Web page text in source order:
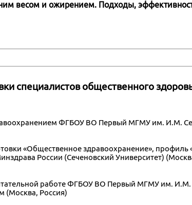
весом и ожирением. Подходы,
специалистов общественного
ФГБОУ ВО Первый МГМУ им. И.М.
«Общественное здравоохранение», профиль
России (Сеченовский Университет)
работе ФГБОУ ВО Первый МГМУ им. И.М.
(Москва, Россия)